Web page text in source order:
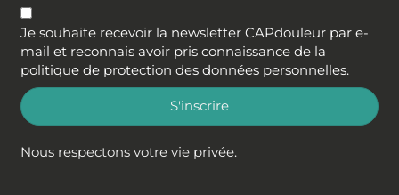
Je souhaite recevoir la newsletter CAPdouleur par e-
mail et reconnais avoir pris connaissance de la
politique de protection des données personnelles.
S'inscrire
Nous respectons votre vie privée.